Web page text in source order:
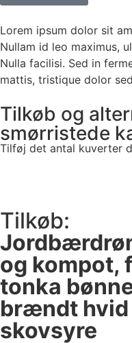
Lorem ipsum dolor sit
Nullam id leo maximus,
Nulla facilisi. Sed in
mattis, tristique dolor
Tilkøb og
smørristede
Tilføj det antal kuverter
Tilkøb:
og kompot,
tonka
brændt hvid
skovsyre